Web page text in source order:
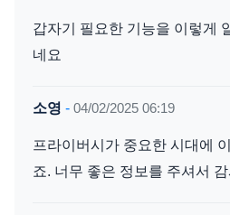
갑자기 필요한 기능을 이렇게
네요
소영 - 04/02/2025 06:19
프라이버시가 중요한 시대에
죠. 너무 좋은 정보를 주셔서